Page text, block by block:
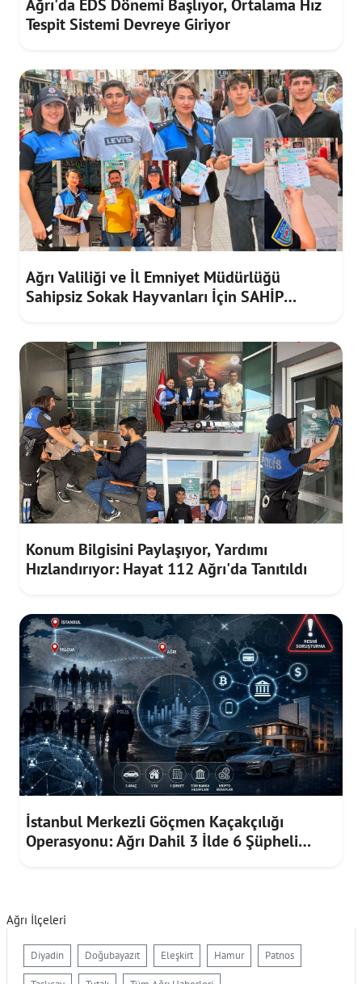
Ağrı'da EDS Dönemi Başlıyor, Ortalama Hız
Tespit Sistemi Devreye Giriyor
Ağrı Valiliği ve İl Emniyet Müdürlüğü
Sahipsiz Sokak Hayvanları İçin SAHİP
Konum Bilgisini Paylaşıyor, Yardımı
Hızlandırıyor: Hayat 112 Ağrı'da Tanıtıldı
İstanbul Merkezli Göçmen Kaçakçılığı
Operasyonu: Ağrı Dahil 3 İlde 6 Şüpheli
Ağrı İlçeleri
Diyadin Doğubayazıt Eleşkirt Hamur Patnos